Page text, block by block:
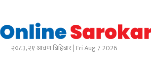
२०८३, २१ श्रावण बिहिबार | Fri Aug 7 2026